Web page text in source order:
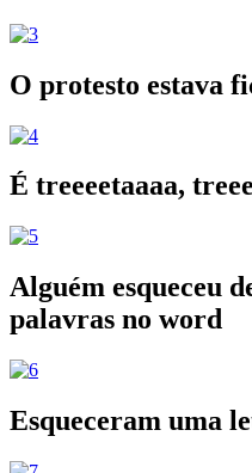
O protesto estava
É treeeetaaaa,
Alguém esqueceu
palavras no word
Esqueceram uma